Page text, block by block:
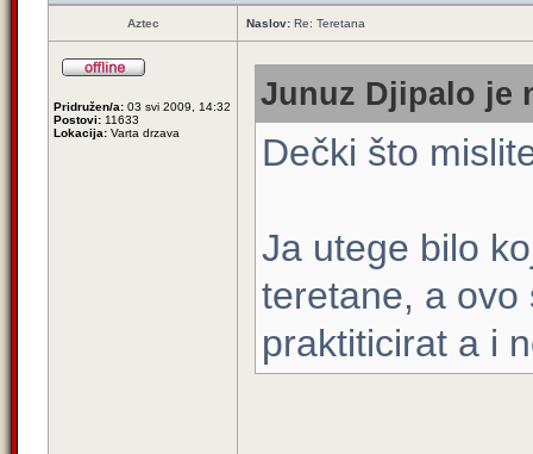
Aztec Naslov: Re: Teretana
Pridružen/a: 03 svi 2009, 14:32
Postovi: 11633
Lokacija: Varta drzava
Junuz Djipalo je
Dečki što
Ja utege bilo
teretane, a ovo
praktiticirat a i